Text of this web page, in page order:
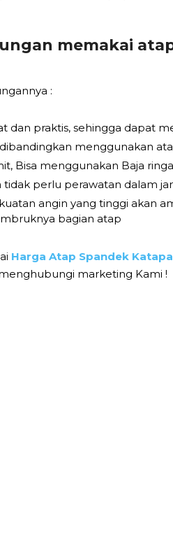
memakai
:
dan praktis, sehingga dapat
menggunakan
Bisa menggunakan Baja
tidak perlu perawatan dalam
angin yang tinggi akan
bagian atap
Harga Atap Spandek
marketing Kami !